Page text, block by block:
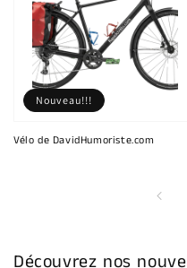
Vélo de DavidHumoriste.com
Nouveau!!!
Découvrez nos